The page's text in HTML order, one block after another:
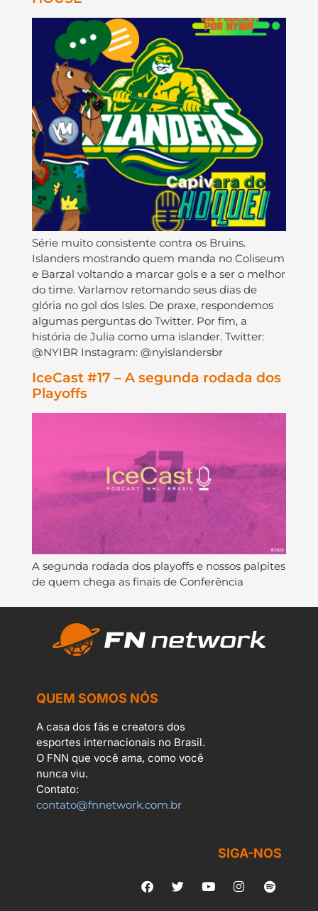
Série muito consistente contra os Bruins.
Islanders mostrando quem manda no Coliseum
e Barzal voltando a marcar gols e a ser o melhor
do time. Varlamov retomando seus dias de
glória no gol dos Isles. De praxe, respondemos
algumas perguntas do Twitter. Por fim, a
história de Julia como uma islander. Twitter:
@NYIBR Instagram: @nyislandersbr
IceCast #17 – A segunda rodada dos
Playoffs
A segunda rodada dos playoffs e nossos palpites
de quem chega as finais de Conferência
QUEM SOMOS NÓS
A casa dos fãs e creators dos
esportes internacionais no Brasil.
O FNN que você ama, como você
nunca viu.
Contato:
contato@fnnetwork.com.br
SIGA-NOS